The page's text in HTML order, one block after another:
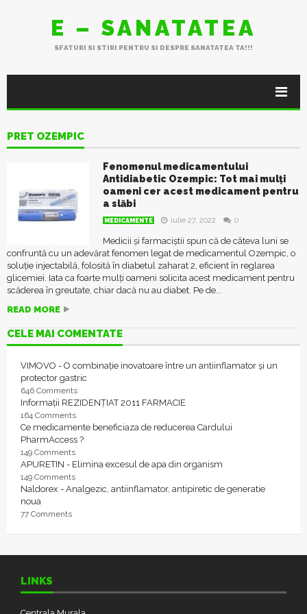
E – SANATATEA
SFATURI SI STIRI PENTRU SI DESPRE SANATATEA TA!!!
PRET OZEMPIC
Fenomenul medicamentului
Antidiabetic Ozempic: Tot mai mulţi
oameni cer acest medicament pentru
a slăbi
MEDICAMENTE iulie 27, 2022 0
Medicii şi farmaciştii spun că de câteva luni se
confruntă cu un adevărat fenomen legat de medicamentul Ozempic, o
soluţie injectabilă, folosită în diabetul zaharat 2, eficient în reglarea
glicemiei. Iata ca foarte mulţi oameni solicita acest medicament pentru
scăderea în greutate, chiar dacă nu au diabet. Pe de...
READ MORE
CELE MAI COMENTATE
VIMOVO - O combinație inovatoare între un antiinflamator și un
protector gastric
646 Comments
Informații REZIDENȚIAT 2011 FARMACIE
164 Comments
Ce medicamente beneficiaza de reducerea Cardului
PharmAccess ?
149 Comments
APURETIN - Elimina excesul de apa din organism
149 Comments
Naldorex - Analgezic, antiinflamator, antipiretic de generatie
noua
77 Comments
LINKS